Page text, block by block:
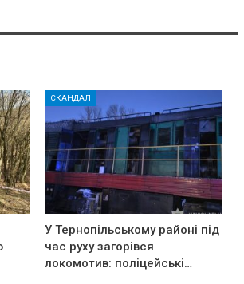
СКАНДАЛ
У Тернопільському районі під
час руху загорівся
локомотив: поліцейські…